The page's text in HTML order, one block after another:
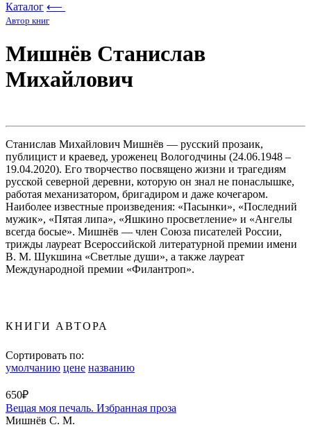
Каталог ⟵
Автор книг
Мишнёв Станислав
Михайлович
Станислав Михайлович Мишнёв — русский прозаик,
публицист и краевед, уроженец Вологодчины (24.06.1948 –
19.04.2020). Его творчество посвящено жизни и трагедиям
русской северной деревни, которую он знал не понаслышке,
работая механизатором, бригадиром и даже кочегаром.
Наиболее известные произведения: «Пасынки», «Последний
мужик», «Пятая липа», «Яшкино просветление» и «Ангелы
всегда босые». Мишнёв — член Союза писателей России,
трижды лауреат Всероссийской литературной премии имени
В. М. Шукшина «Светлые души», а также лауреат
Международной премии «Филантроп».
КНИГИ АВТОРА
Сортировать по:
умолчанию цене названию
650₽
Вещая моя печаль. Избранная проза
Мишнёв С. М.